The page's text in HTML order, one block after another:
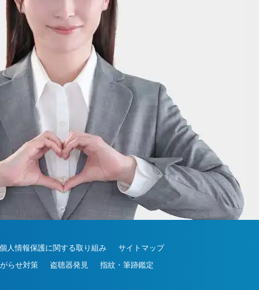
30-6630
個人情報保護に関する取り組み
サイトマップ
らせ対策 盗聴器発見 指紋・筆跡鑑定